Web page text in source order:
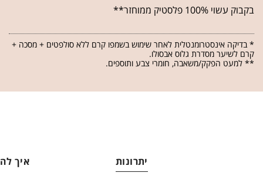
בקבוק עשוי 100% פלסטיק ממוחזר**
* בדיקה אינסטרומנטלית לאחר שימוש בשמפו קרם ללא סולפטים + מסכה +
קרם לשיער מסדרת גלוס אבסולו.
** למעט הפקק/משאבה, חומרי צבע ותוספים.
יתרונות איך